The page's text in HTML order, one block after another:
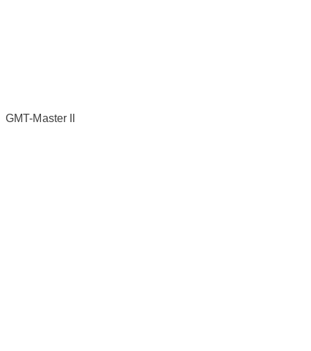
GMT-Master II